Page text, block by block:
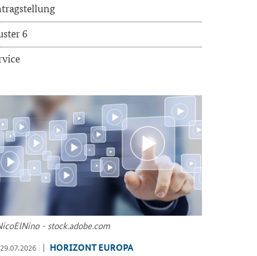
6
- stock.adobe.com
29.07.2026 HO­RI­ZONT EU­RO­PA